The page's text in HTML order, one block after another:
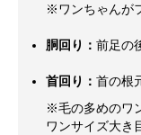
※ワンちゃんが
胴回り： 前足の
首回り： 首の根
※毛の多めのワ
ワンサイズ大き